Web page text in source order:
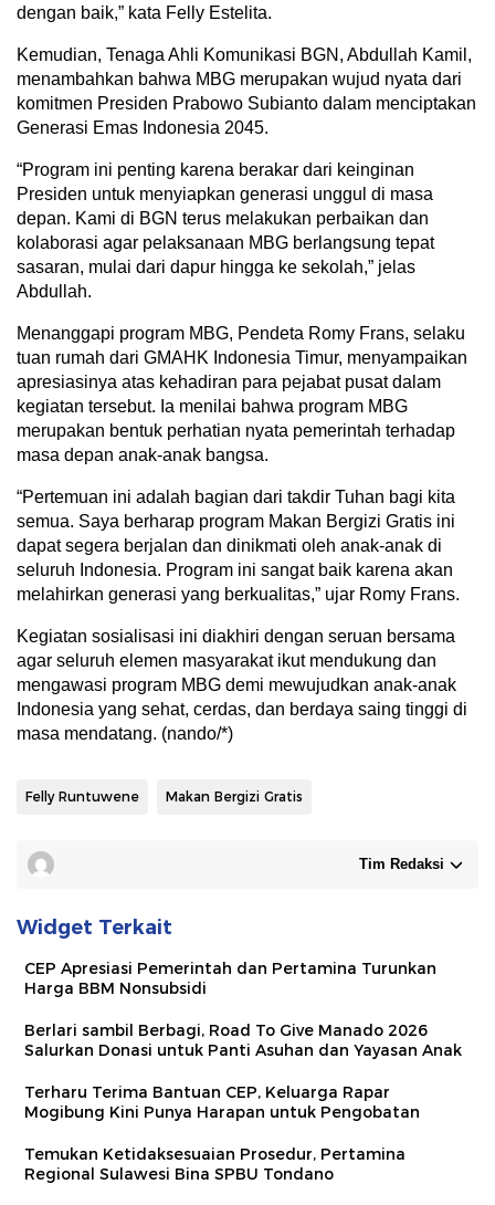
dengan baik,” kata Felly Estelita.
Kemudian, Tenaga Ahli Komunikasi BGN, Abdullah Kamil,
menambahkan bahwa MBG merupakan wujud nyata dari
komitmen Presiden Prabowo Subianto dalam menciptakan
Generasi Emas Indonesia 2045.
“Program ini penting karena berakar dari keinginan
Presiden untuk menyiapkan generasi unggul di masa
depan. Kami di BGN terus melakukan perbaikan dan
kolaborasi agar pelaksanaan MBG berlangsung tepat
sasaran, mulai dari dapur hingga ke sekolah,” jelas
Abdullah.
Menanggapi program MBG, Pendeta Romy Frans, selaku
tuan rumah dari GMAHK Indonesia Timur, menyampaikan
apresiasinya atas kehadiran para pejabat pusat dalam
kegiatan tersebut. Ia menilai bahwa program MBG
merupakan bentuk perhatian nyata pemerintah terhadap
masa depan anak-anak bangsa.
“Pertemuan ini adalah bagian dari takdir Tuhan bagi kita
semua. Saya berharap program Makan Bergizi Gratis ini
dapat segera berjalan dan dinikmati oleh anak-anak di
seluruh Indonesia. Program ini sangat baik karena akan
melahirkan generasi yang berkualitas,” ujar Romy Frans.
Kegiatan sosialisasi ini diakhiri dengan seruan bersama
agar seluruh elemen masyarakat ikut mendukung dan
mengawasi program MBG demi mewujudkan anak-anak
Indonesia yang sehat, cerdas, dan berdaya saing tinggi di
masa mendatang. (nando/*)
Felly Runtuwene Makan Bergizi Gratis
Tim Redaksi
Widget Terkait
CEP Apresiasi Pemerintah dan Pertamina Turunkan
Harga BBM Nonsubsidi
Berlari sambil Berbagi, Road To Give Manado 2026
Salurkan Donasi untuk Panti Asuhan dan Yayasan Anak
Terharu Terima Bantuan CEP, Keluarga Rapar
Mogibung Kini Punya Harapan untuk Pengobatan
Temukan Ketidaksesuaian Prosedur, Pertamina
Regional Sulawesi Bina SPBU Tondano